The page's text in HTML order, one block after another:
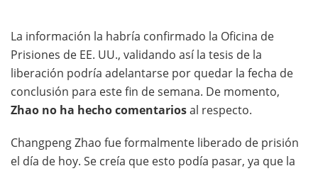
La información la habría confirmado la Oficina de
Prisiones de EE. UU., validando así la tesis de la
liberación podría adelantarse por quedar la fecha de
conclusión para este fin de semana. De momento,
Zhao no ha hecho comentariosal respecto.
Changpeng Zhao fue formalmente liberado de prisión
el día de hoy. Se creía que esto podía pasar, ya que la